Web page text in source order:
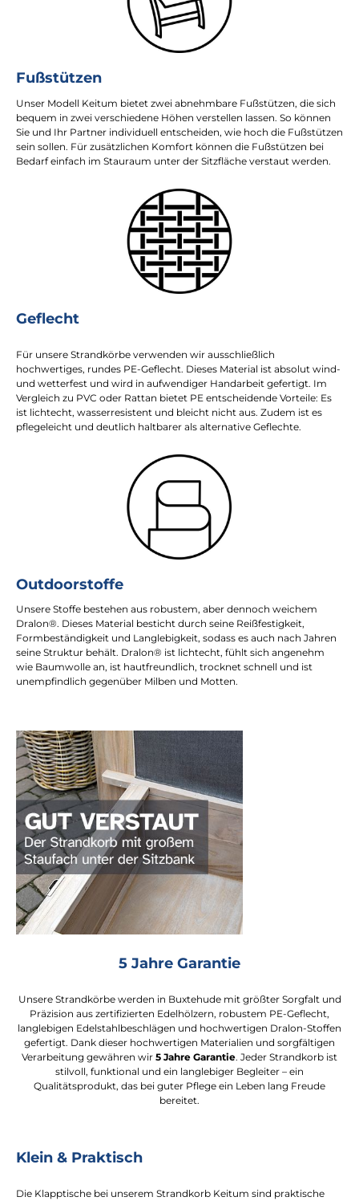
Fußstützen
Unser Modell Keitum bietet zwei abnehmbare Fußstützen, die sich
bequem in zwei verschiedene Höhen verstellen lassen. So können
Sie und Ihr Partner individuell entscheiden, wie hoch die Fußstützen
sein sollen. Für zusätzlichen Komfort können die Fußstützen bei
Bedarf einfach im Stauraum unter der Sitzfläche verstaut werden.
Geflecht
Für unsere Strandkörbe verwenden wir ausschließlich
hochwertiges, rundes PE-Geflecht. Dieses Material ist absolut wind-
und wetterfest und wird in aufwendiger Handarbeit gefertigt. Im
Vergleich zu PVC oder Rattan bietet PE entscheidende Vorteile: Es
ist lichtecht, wasserresistent und bleicht nicht aus. Zudem ist es
pflegeleicht und deutlich haltbarer als alternative Geflechte.
Outdoorstoffe
Unsere Stoffe bestehen aus robustem, aber dennoch weichem
Dralon®. Dieses Material besticht durch seine Reißfestigkeit,
Formbeständigkeit und Langlebigkeit, sodass es auch nach Jahren
seine Struktur behält. Dralon® ist lichtecht, fühlt sich angenehm
wie Baumwolle an, ist hautfreundlich, trocknet schnell und ist
unempfindlich gegenüber Milben und Motten.
5 Jahre Garantie
Unsere Strandkörbe werden in Buxtehude mit größter Sorgfalt und
Präzision aus zertifizierten Edelhölzern, robustem PE-Geflecht,
langlebigen Edelstahlbeschlägen und hochwertigen Dralon-Stoffen
gefertigt. Dank dieser hochwertigen Materialien und sorgfältigen
Verarbeitung gewähren wir 5 Jahre Garantie. Jeder Strandkorb ist
stilvoll, funktional und ein langlebiger Begleiter – ein
Qualitätsprodukt, das bei guter Pflege ein Leben lang Freude
bereitet.
Klein & Praktisch
Die Klapptische bei unserem Strandkorb Keitum sind praktische